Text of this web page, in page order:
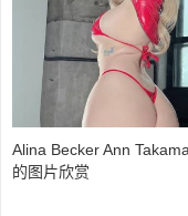
Alina Becker Ann
的图片欣赏